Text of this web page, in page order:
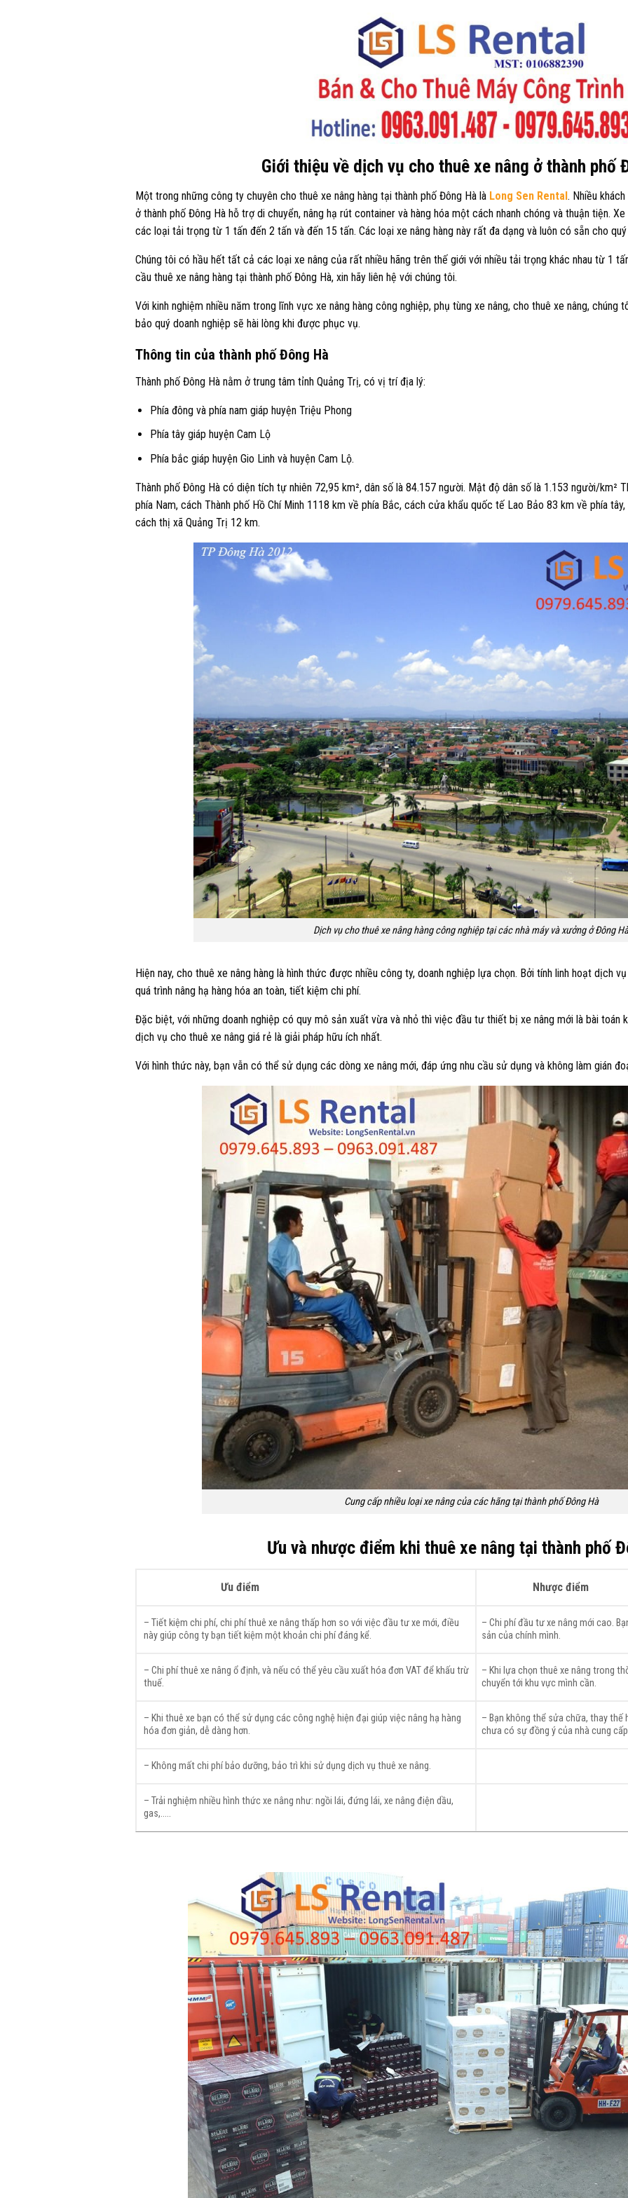
Giới thiệu về dịch vụ cho thuê xe nâng ở thành phố
Một trong những công ty chuyên cho thuê xe nâng hàng tại thành phố Đông Hà là Long Sen Rental. Nhiều
ở thành phố Đông Hà hỗ trợ di chuyển, nâng hạ rút container và hàng hóa một cách nhanh chóng và thuận tiện.
các loại tải trọng từ 1 tấn đến 2 tấn và đến 15 tấn. Các loại xe nâng hàng này rất đa dạng và luôn có sẵn cho
Chúng tôi có hầu hết tất cả các loại xe nâng của rất nhiều hãng trên thế giới với nhiều tải trọng khác nhau từ 1
cầu thuê xe nâng hàng tại thành phố Đông Hà, xin hãy liên hệ với chúng tôi.
Với kinh nghiệm nhiều năm trong lĩnh vực xe nâng hàng công nghiệp, phụ tùng xe nâng, cho thuê xe nâng,
bảo quý doanh nghiệp sẽ hài lòng khi được phục vụ.
Thông tin của thành phố Đông Hà
Thành phố Đông Hà nằm ở trung tâm tỉnh Quảng Trị, có vị trí địa lý:
Phía đông và phía nam giáp huyện Triệu Phong
Phía tây giáp huyện Cam Lộ
Phía bắc giáp huyện Gio Linh và huyện Cam Lộ.
Thành phố Đông Hà có diện tích tự nhiên 72,95 km², dân số là 84.157 người. Mật độ dân số là 1.153 người/km²
phía Nam, cách Thành phố Hồ Chí Minh 1118 km về phía Bắc, cách cửa khẩu quốc tế Lao Bảo 83 km về phía
cách thị xã Quảng Trị 12 km.
Dịch vụ cho thuê xe nâng hàng công nghiệp tại các nhà máy và xưởng ở Đông Hà
Hiện nay, cho thuê xe nâng hàng là hình thức được nhiều công ty, doanh nghiệp lựa chọn. Bởi tính linh hoạt dịch
quá trình nâng hạ hàng hóa an toàn, tiết kiệm chi phí.
Đặc biệt, với những doanh nghiệp có quy mô sản xuất vừa và nhỏ thì việc đầu tư thiết bị xe nâng mới là bài toán
dịch vụ cho thuê xe nâng giá rẻ là giải pháp hữu ích nhất.
Với hình thức này, bạn vẫn có thể sử dụng các dòng xe nâng mới, đáp ứng nhu cầu sử dụng và không làm gián
Cung cấp nhiều loại xe nâng của các hãng tại thành phố Đông Hà
Ưu và nhược điểm khi thuê xe nâng tại thành phố
Ưu điểm Nhược điểm
– Tiết kiệm chi phí, chi phí thuê xe nâng thấp hơn so với việc đầu tư xe mới, điều
này giúp công ty bạn tiết kiệm một khoản chi phí đáng kể.
– Chi phí đầu tư xe nâng mới cao.
sản của chính mình.
– Chi phí thuê xe nâng ổ định, và nếu có thể yêu cầu xuất hóa đơn VAT để khấu trừ
thuế.
– Khi lựa chọn thuê xe nâng trong
chuyển tới khu vực mình cần.
– Khi thuê xe bạn có thể sử dụng các công nghệ hiện đại giúp việc nâng hạ hàng
hóa đơn giản, dễ dàng hơn.
– Bạn không thể sửa chữa, thay
chưa có sự đồng ý của nhà cung
– Không mất chi phí bảo dưỡng, bảo trì khi sử dụng dịch vụ thuê xe nâng.
– Trải nghiệm nhiều hình thức xe nâng như: ngồi lái, đứng lái, xe nâng điện dầu,
gas,…..